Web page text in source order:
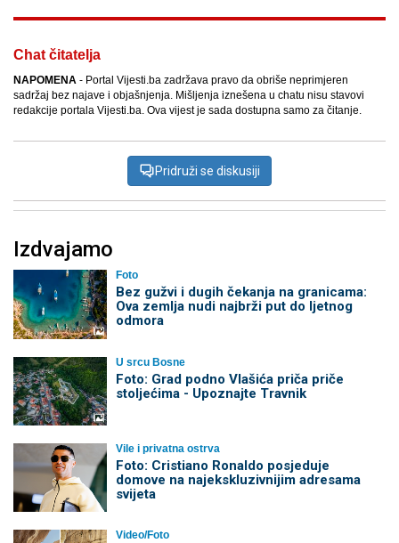
Chat čitatelja
NAPOMENA - Portal Vijesti.ba zadržava pravo da obriše neprimjeren
sadržaj bez najave i objašnjenja. Mišljenja iznešena u chatu nisu stavovi
redakcije portala Vijesti.ba. Ova vijest je sada dostupna samo za čitanje.
Pridruži se diskusiji
Izdvajamo
Foto
Bez gužvi i dugih čekanja na granicama:
Ova zemlja nudi najbrži put do ljetnog
odmora
U srcu Bosne
Foto: Grad podno Vlašića priča priče
stoljećima - Upoznajte Travnik
Vile i privatna ostrva
Foto: Cristiano Ronaldo posjeduje
domove na najekskluzivnijim adresama
svijeta
Video/Foto